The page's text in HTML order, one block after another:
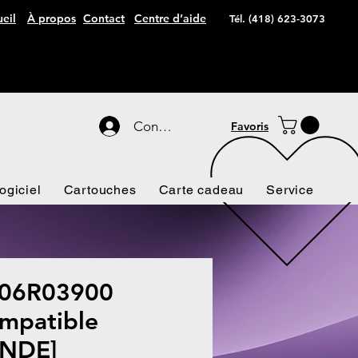
À propos Contact Centre d’aide Tél. (418) 623-3073
Connexion Favoris
Cartouches Carte cadeau Service